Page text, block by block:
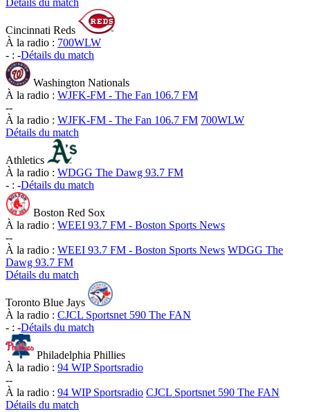
Détails du match
Cincinnati Reds
À la radio : 700WLW
- : -Détails du match
Washington Nationals
À la radio : WJFK-FM - The Fan 106.7 FM
--
À la radio : WJFK-FM - The Fan 106.7 FM 700WLW
Détails du match
Athletics
À la radio : WDGG The Dawg 93.7 FM
- : -Détails du match
Boston Red Sox
À la radio : WEEI 93.7 FM - Boston Sports News
--
À la radio : WEEI 93.7 FM - Boston Sports News WDGG The
Dawg 93.7 FM
Détails du match
Toronto Blue Jays
À la radio : CJCL Sportsnet 590 The FAN
- : -Détails du match
Philadelphia Phillies
À la radio : 94 WIP Sportsradio
--
À la radio : 94 WIP Sportsradio CJCL Sportsnet 590 The FAN
Détails du match